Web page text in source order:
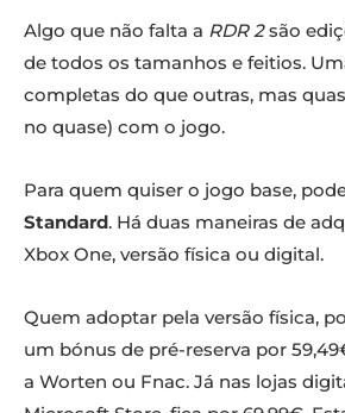
Algo que não falta a RDR 2são
de todos os tamanhos e feitios.
completas do que outras, mas
no quase) com o jogo.
Para quem quiser o jogo base,
Standard. Há duas maneiras de
Xbox One, versão física ou digital.
Quem adoptar pela versão física,
um bónus de pré-reserva por
a Worten ou Fnac. Já nas lojas